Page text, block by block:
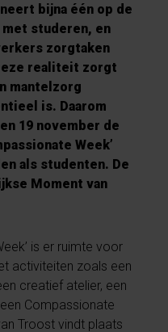
bijna één op de
studeren, en
zorgtaken
realiteit zorgt
mantelzorg
is. Daarom
19 november de
Week’
als studenten. De
Moment van
is er ruimte voor
activiteiten zoals een
creatief atelier, een
Compassionate
Troost vindt plaats